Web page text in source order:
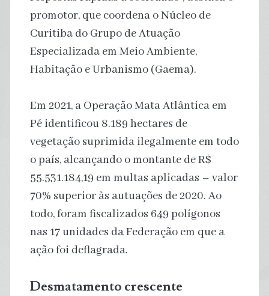
promotor, que coordena o Núcleo de
Curitiba do Grupo de Atuação
Especializada em Meio Ambiente,
Habitação e Urbanismo (Gaema).
Em 2021, a Operação Mata Atlântica em
Pé identificou 8.189 hectares de
vegetação suprimida ilegalmente em todo
o país, alcançando o montante de R$
55.531.184,19 em multas aplicadas – valor
70% superior às autuações de 2020. Ao
todo, foram fiscalizados 649 polígonos
nas 17 unidades da Federação em que a
ação foi deflagrada.
Desmatamento crescente